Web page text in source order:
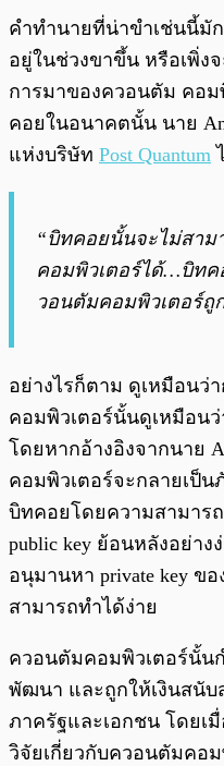
คำทำนายที่น่าขำเช่นนี้มั
อยู่ในช่วงขาขึ้น หรือเพิ่ง
การมาของควอนตัม คอม
คอยในอนาคตนั้น นาย
แห่งบริษัท Post Quantum
“บิทคอยนั้นจะไม่สา
คอมพิวเตอร์ได้…บิท
วอนตัมคอมพิวเตอร์ถู
อย่างไรก็ตาม ดูเหมือนว่
คอมพิวเตอร์นั้นดูเหมือนว่
โดยหากอ้างอิงจากนาย
คอมพิวเตอร์จะกลายเป็น
บิทคอยโดยความสามาร
public key ย้อนหลังอย่า
อนุมานหา private key ข
สามารถทำได้ง่าย
ควอนตัมคอมพิวเตอร์นั้น
พัฒนา และถูกให้เงินสนั
ภาครัฐและเอกชน โดยเ
วิจัยเกี่ยวกับควอนตัมคอม